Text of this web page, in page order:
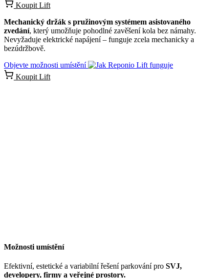
Koupit Lift
Mechanický držák s pružinovým systémem asistovaného
zvedání, který umožňuje pohodlné zavěšení kola bez námahy.
Nevyžaduje elektrické napájení – funguje zcela mechanicky a
bezúdržbově.
Objevte možnosti umístění
Koupit Lift
Možnosti umístění
Efektivní, estetické a variabilní řešení parkování pro SVJ,
developery, firmy a veřejné prostory.